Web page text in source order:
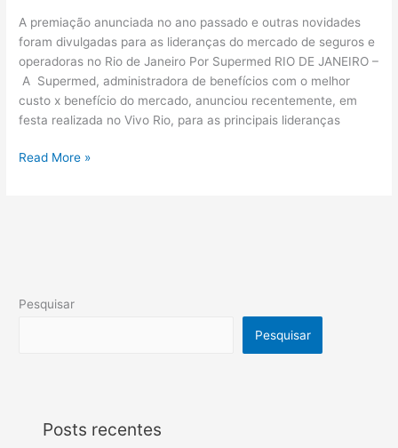
A premiação anunciada no ano passado e outras novidades
foram divulgadas para as lideranças do mercado de seguros e
operadoras no Rio de Janeiro Por Supermed RIO DE JANEIRO –
A Supermed, administradora de benefícios com o melhor
custo x benefício do mercado, anunciou recentemente, em
festa realizada no Vivo Rio, para as principais lideranças
Read More »
Pesquisar
Pesquisar
Posts recentes